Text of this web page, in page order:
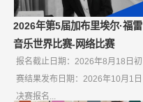
2026年第5届加布里埃尔·福雷
音乐世界比赛-网络比赛
报名截止日期：2026年8月18日初
赛结果发布日期：2026年10月1日
决赛报名...